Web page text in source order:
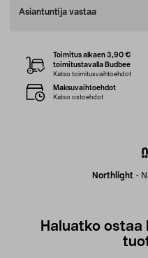
Asiantuntija vastaa
Northlight -
Toimitus alkaen 3,90 €
toimitustavalla Budbee
Katso toimitusvaihtoehdot
Maksuvaihtoehdot
Katso ostoehdot
Haluatko ostaa